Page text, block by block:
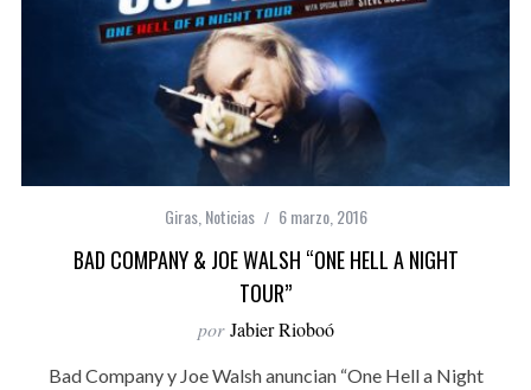
Giras, Noticias 6 marzo, 2016
BAD COMPANY & JOE WALSH “ONE HELL A NIGHT
TOUR”
por Jabier Rioboó
Bad Company y Joe Walsh anuncian “One Hell a Night